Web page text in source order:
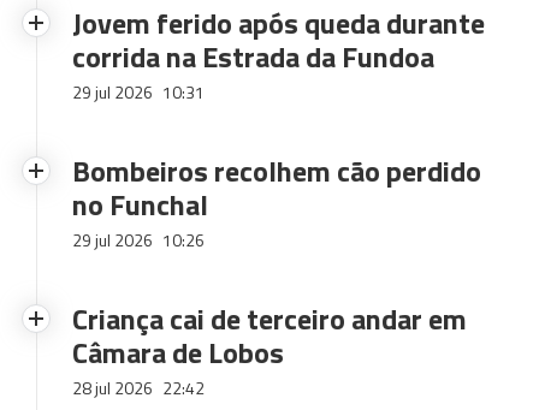
Jovem ferido após queda durante
corrida na Estrada da Fundoa
29 jul 2026 10:31
Bombeiros recolhem cão perdido
no Funchal
29 jul 2026 10:26
Criança cai de terceiro andar em
Câmara de Lobos
28 jul 2026 22:42